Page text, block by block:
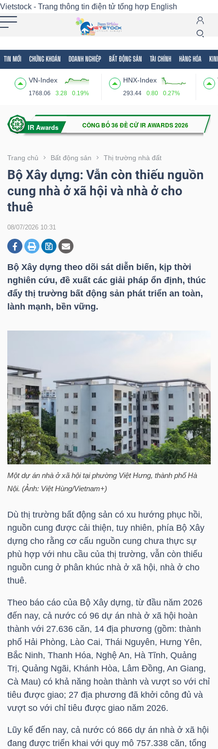
Vietstock - Trang thông tin điện tử tổng hợp English
TIN MỚI CHỨNG KHOÁN DOANH NGHIỆP BẤT ĐỘNG SẢN TÀI CHÍNH HÀNG HÓA
VN-Index
1768.06 3.28 0.19%
HNX-Index
293.44 0.80 0.27%
Trang chủ Bất động sản Thị trường nhà đất
Bộ Xây dựng: Vẫn còn thiếu nguồn
cung nhà ở xã hội và nhà ở cho
thuê
08/07/2026 10:31
Bộ Xây dựng theo dõi sát diễn biến, kịp thời
nghiên cứu, đề xuất các giải pháp ổn định, thúc
đẩy thị trường bất động sản phát triển an toàn,
lành mạnh, bền vững.
Một dự án nhà ở xã hội tại phường Việt Hưng, thành phố Hà
Nội. (Ảnh: Việt Hùng/Vietnam+)
Dù thị trường bất động sản có xu hướng phục hồi,
nguồn cung được cải thiện, tuy nhiên, phía Bộ Xây
dựng cho rằng cơ cấu nguồn cung chưa thực sự
phù hợp với nhu cầu của thị trường, vẫn còn thiếu
nguồn cung ở phân khúc nhà ở xã hội, nhà ở cho
thuê.
Theo báo cáo của Bộ Xây dựng, từ đầu năm 2026
đến nay, cả nước có 96 dự án nhà ở xã hội hoàn
thành với 27.636 căn, 14 địa phương (gồm: thành
phố Hải Phòng, Lào Cai, Thái Nguyên, Hưng Yên,
Bắc Ninh, Thanh Hóa, Nghệ An, Hà Tĩnh, Quảng
Trị, Quảng Ngãi, Khánh Hòa, Lâm Đồng, An Giang,
Cà Mau) có khả năng hoàn thành và vượt so với chỉ
tiêu được giao; 27 địa phương đã khởi công đủ và
vượt so với chỉ tiêu được giao năm 2026.
Lũy kế đến nay, cả nước có 866 dự án nhà ở xã hội
đang được triển khai với quy mô 757.338 căn, tổng
Tất cả Tính năng Ngành Mã chứng khoán
Tính
(-)
VIETSTOCK
CHỨNG
KHOÁN
DOANH
NGHIỆP
BẤT
TÀI
CHÍNH
HÀNG
HÓA
TẾ
THẾ
ĐÔNG
DƯƠNG
TÀI
CHÍNH
CÁ